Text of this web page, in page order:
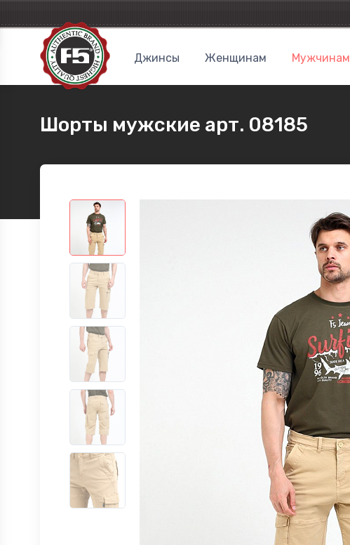
Джинсы Женщинам Мужчинам
Шорты мужские арт. 08185